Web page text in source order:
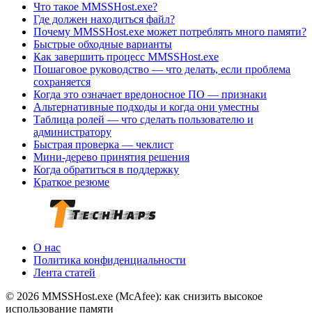
Что такое MMSSHost.exe?
Где должен находиться файл?
Почему MMSSHost.exe может потреблять много памяти?
Быстрые обходные варианты
Как завершить процесс MMSSHost.exe
Пошаговое руководство — что делать, если проблема
сохраняется
Когда это означает вредоносное ПО — признаки
Альтернативные подходы и когда они уместны
Таблица ролей — что сделать пользователю и
администратору
Быстрая проверка — чеклист
Мини‑дерево принятия решения
Когда обратиться в поддержку
Краткое резюме
О нас
Политика конфиденциальности
Лента статей
© 2026 MMSSHost.exe (McAfee): как снизить высокое
использование памяти